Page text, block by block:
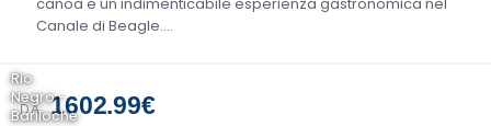
Canale di Beagle....
DA 1602.99€
Rio
Negro -
Bariloche